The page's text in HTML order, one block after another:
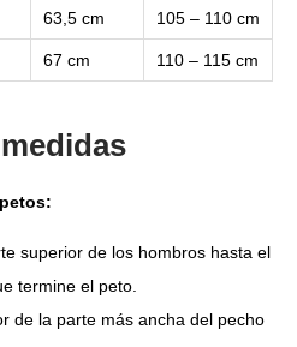
63,5 cm 105 – 110 cm
67 cm 110 – 115 cm
superior de los hombros hasta el
termine el peto.
de la parte más ancha del pecho